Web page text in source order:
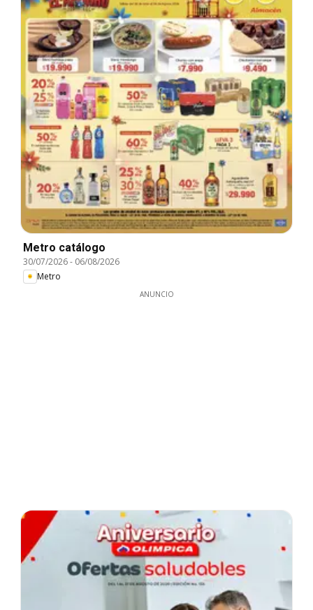
Metro catálogo
30/07/2026- 06/08/2026
Metro
ANUNCIO